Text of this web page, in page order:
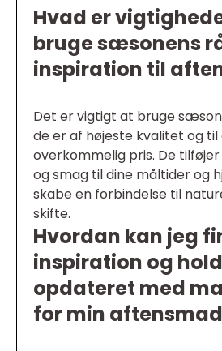
Hvad er
bruge sæsonens
inspiration til
Det er vigtigt at bruge
de er af højeste kvalitet og til
overkommelig pris. De
og smag til dine måltider og
skabe en forbindelse til
skifte.
Hvordan kan jeg
inspiration og
opdateret med
for min